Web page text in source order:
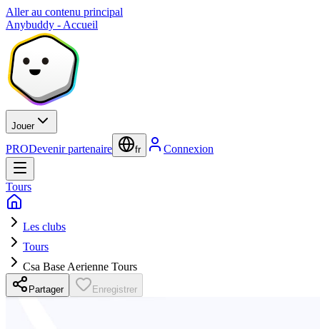
Aller au contenu principal
Anybuddy - Accueil
Jouer
PRODevenir partenaire fr Connexion
Tours
Les clubs
Tours
Csa Base Aerienne Tours
Partager Enregistrer